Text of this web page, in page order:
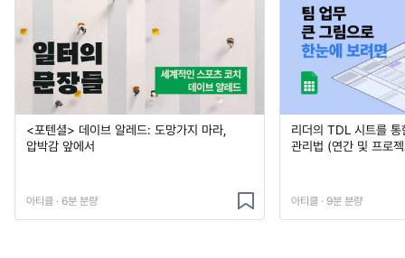
<포텐셜> 데이브 알레드: 도망가지 마라,
압박감 앞에서
아티클 · 6분 분량
리더의 TDL 시트를
관리법 (연간 및 프로
아티클 · 9분 분량